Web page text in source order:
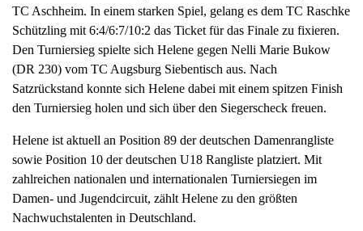
n
TC Aschheim. In einem starken Spiel, gelang es dem TC Raschke
Schützling mit 6:4/6:7/10:2 das Ticket für das Finale zu fixieren.
Den Turniersieg spielte sich Helene gegen Nelli Marie Bukow
(DR 230) vom TC Augsburg Siebentisch aus. Nach
Satzrückstand konnte sich Helene dabei mit einem spitzen Finish
den Turniersieg holen und sich über den Siegerscheck freuen.
Helene ist aktuell an Position 89 der deutschen Damenrangliste
sowie Position 10 der deutschen U18 Rangliste platziert. Mit
zahlreichen nationalen und internationalen Turniersiegen im
Damen- und Jugendcircuit, zählt Helene zu den größten
Nachwuchstalenten in Deutschland.